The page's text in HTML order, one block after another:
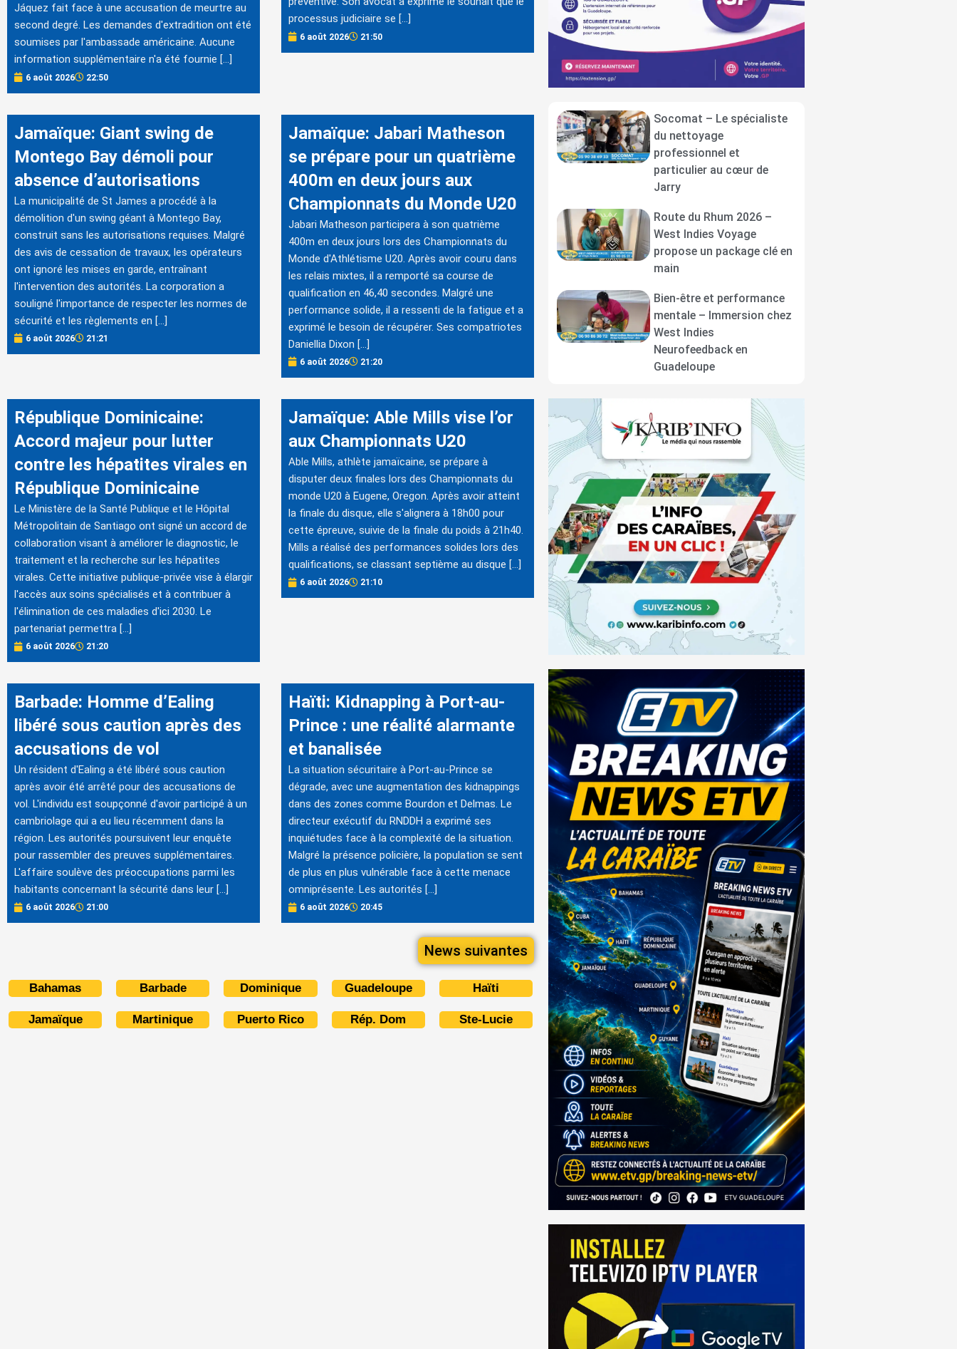
Jáquez fait face à une accusation de meurtre au
second degré. Les demandes d'extradition ont été
soumises par l'ambassade américaine. Aucune
information supplémentaire n'a été fournie […]
6 août 2026 22:50
processus judiciaire se […]
6 août 2026 21:50
Jamaïque: Giant swing de
Montego Bay démoli pour
absence d’autorisations
La municipalité de St James a procédé à la
démolition d'un swing géant à Montego Bay,
construit sans les autorisations requises. Malgré
des avis de cessation de travaux, les opérateurs
ont ignoré les mises en garde, entraînant
l'intervention des autorités. La corporation a
souligné l'importance de respecter les normes de
sécurité et les règlements en […]
6 août 2026 21:21
Jamaïque: Jabari Matheson
se prépare pour un quatrième
400m en deux jours aux
Championnats du Monde U20
Jabari Matheson participera à son quatrième
400m en deux jours lors des Championnats du
Monde d'Athlétisme U20. Après avoir couru dans
les relais mixtes, il a remporté sa course de
qualification en 46,40 secondes. Malgré une
performance solide, il a ressenti de la fatigue et a
exprimé le besoin de récupérer. Ses compatriotes
Daniellia Dixon […]
6 août 2026 21:20
République Dominicaine:
Accord majeur pour lutter
contre les hépatites virales en
République Dominicaine
Le Ministère de la Santé Publique et le Hôpital
Métropolitain de Santiago ont signé un accord de
collaboration visant à améliorer le diagnostic, le
traitement et la recherche sur les hépatites
virales. Cette initiative publique-privée vise à élargir
l'accès aux soins spécialisés et à contribuer à
l'élimination de ces maladies d'ici 2030. Le
partenariat permettra […]
6 août 2026 21:20
Jamaïque: Able Mills vise l’or
aux Championnats U20
Able Mills, athlète jamaïcaine, se prépare à
disputer deux finales lors des Championnats du
monde U20 à Eugene, Oregon. Après avoir atteint
la finale du disque, elle s'alignera à 18h00 pour
cette épreuve, suivie de la finale du poids à 21h40.
Mills a réalisé des performances solides lors des
qualifications, se classant septième au disque […]
6 août 2026 21:10
Barbade: Homme d’Ealing
libéré sous caution après des
accusations de vol
Un résident d'Ealing a été libéré sous caution
après avoir été arrêté pour des accusations de
vol. L'individu est soupçonné d'avoir participé à un
cambriolage qui a eu lieu récemment dans la
région. Les autorités poursuivent leur enquête
pour rassembler des preuves supplémentaires.
L'affaire soulève des préoccupations parmi les
habitants concernant la sécurité dans leur […]
6 août 2026 21:00
Haïti: Kidnapping à Port-au-
Prince : une réalité alarmante
et banalisée
La situation sécuritaire à Port-au-Prince se
dégrade, avec une augmentation des kidnappings
dans des zones comme Bourdon et Delmas. Le
directeur exécutif du RNDDH a exprimé ses
inquiétudes face à la complexité de la situation.
Malgré la présence policière, la population se sent
de plus en plus vulnérable face à cette menace
omniprésente. Les autorités […]
6 août 2026 20:45
News suivantes
Bahamas Barbade Dominique Guadeloupe Haïti
Jamaïque Martinique Puerto Rico Rép. Dom Ste-Lucie
Socomat – Le spécialiste
du nettoyage
professionnel et
particulier au cœur de
Jarry
Route du Rhum 2026 –
West Indies Voyage
propose un package clé en
main
Bien-être et performance
mentale – Immersion chez
West Indies
Neurofeedback en
Guadeloupe